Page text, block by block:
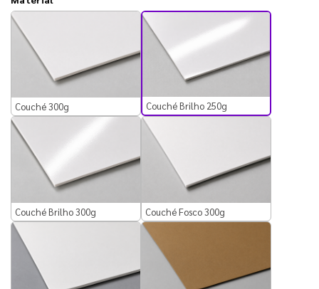
Couché 300g Couché Brilho 250g
Couché Brilho 300g Couché Fosco 300g